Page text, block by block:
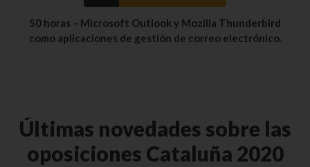
50 horas – Microsoft Outlook y Mozilla Thunderbird
como aplicaciones de gestión de correo electrónico.
Últimas novedades sobre las
oposiciones Cataluña 2020